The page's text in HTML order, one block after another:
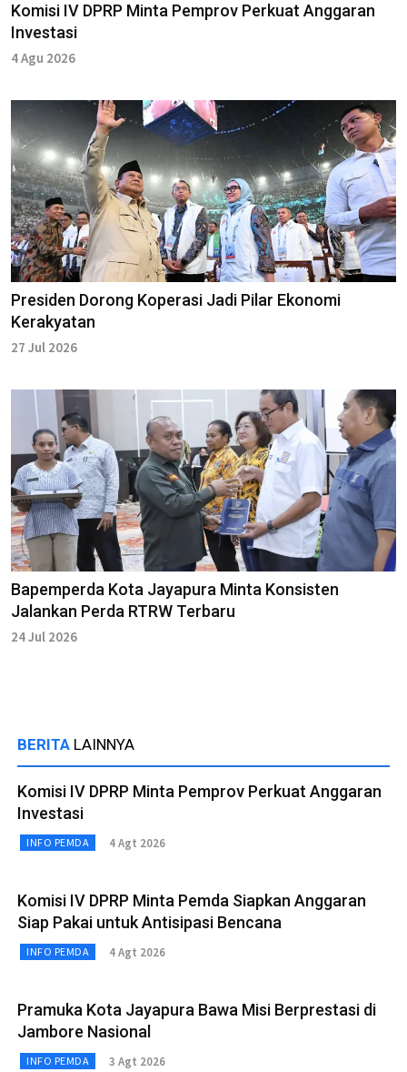
Komisi IV DPRP Minta Pemprov Perkuat Anggaran
Investasi
4 Agu 2026
Presiden Dorong Koperasi Jadi Pilar Ekonomi
Kerakyatan
27 Jul 2026
Bapemperda Kota Jayapura Minta Konsisten
Jalankan Perda RTRW Terbaru
24 Jul 2026
BERITA LAINNYA
Komisi IV DPRP Minta Pemprov Perkuat Anggaran
Investasi
INFO PEMDA 4 Agt 2026
Komisi IV DPRP Minta Pemda Siapkan Anggaran
Siap Pakai untuk Antisipasi Bencana
INFO PEMDA 4 Agt 2026
Pramuka Kota Jayapura Bawa Misi Berprestasi di
Jambore Nasional
INFO PEMDA 3 Agt 2026